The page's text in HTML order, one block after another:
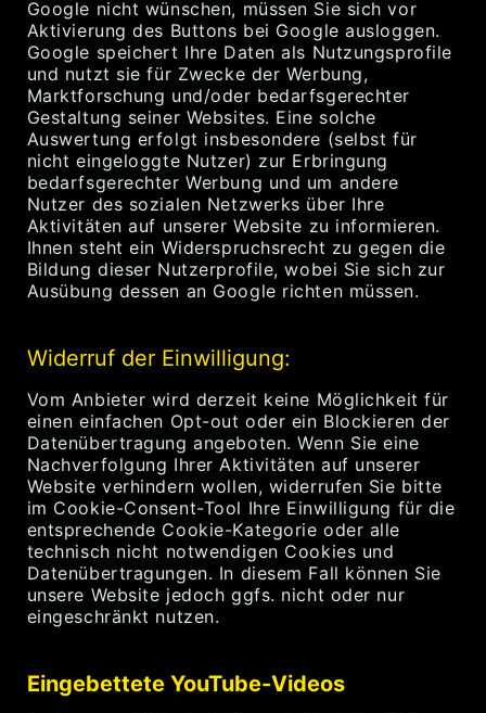
Google nicht wünschen, müssen Sie sich vor
Aktivierung des Buttons bei Google ausloggen.
Google speichert Ihre Daten als Nutzungsprofile
und nutzt sie für Zwecke der Werbung,
Marktforschung und/oder bedarfsgerechter
Gestaltung seiner Websites. Eine solche
Auswertung erfolgt insbesondere (selbst für
nicht eingeloggte Nutzer) zur Erbringung
bedarfsgerechter Werbung und um andere
Nutzer des sozialen Netzwerks über Ihre
Aktivitäten auf unserer Website zu informieren.
Ihnen steht ein Widerspruchsrecht zu gegen die
Bildung dieser Nutzerprofile, wobei Sie sich zur
Ausübung dessen an Google richten müssen.
Widerruf der Einwilligung:
Vom Anbieter wird derzeit keine Möglichkeit für
einen einfachen Opt-out oder ein Blockieren der
Datenübertragung angeboten. Wenn Sie eine
Nachverfolgung Ihrer Aktivitäten auf unserer
Website verhindern wollen, widerrufen Sie bitte
im Cookie-Consent-Tool Ihre Einwilligung für die
entsprechende Cookie-Kategorie oder alle
technisch nicht notwendigen Cookies und
Datenübertragungen. In diesem Fall können Sie
unsere Website jedoch ggfs. nicht oder nur
eingeschränkt nutzen.
Eingebettete YouTube-Videos